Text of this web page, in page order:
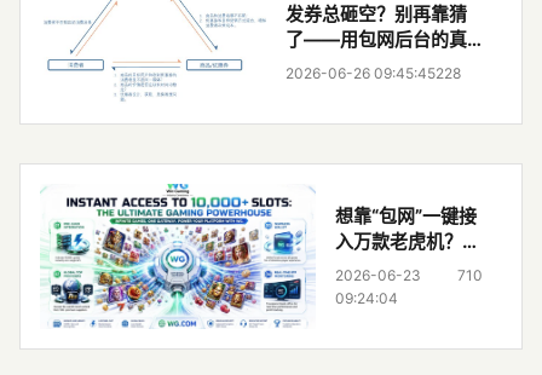
发券总砸空？别再靠猜
了——用包网后台的真
实行为数据，三步揪出
2026-06-26 09:45:45228
想靠“包网”一键接
入万款老虎机？先
看清这5个真实代
价，90%人踩过
2026-06-23
09:24:04
710